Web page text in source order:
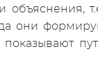
объяснения,
они